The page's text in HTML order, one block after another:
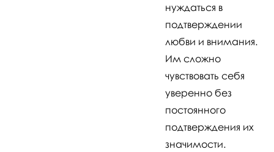
нуждаться в
подтверждении
любви и внимания.
Им сложно
чувствовать себя
уверенно без
постоянного
подтверждения их
значимости.